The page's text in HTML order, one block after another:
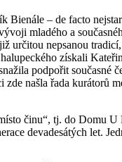
– de facto
mladého a
určitou nepsanou
získali
podpořit současné
našla řada
činu“, tj. do Domu
devadesátých let.